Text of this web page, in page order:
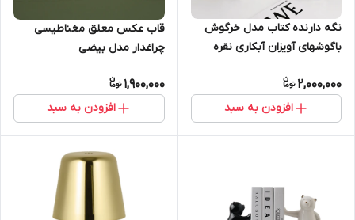
نگه دارنده کتاب مدل خرگوش
باگوشهای آویزان آبکاری نقره
2,000,000
افزودن به سبد
قاب عکس معلق مغناطیسی
چراغدار مدل بیضی
1,900,000
افزودن به سبد